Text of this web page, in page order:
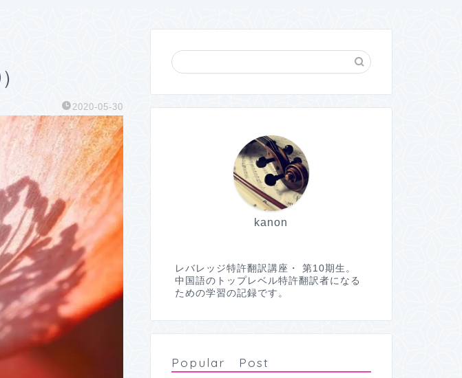
2020-05-30
kanon
レバレッジ特許翻訳講座・ 第10期生。
中国語のトップレベル特許翻訳者になる
ための学習の記録です。
Popular Post